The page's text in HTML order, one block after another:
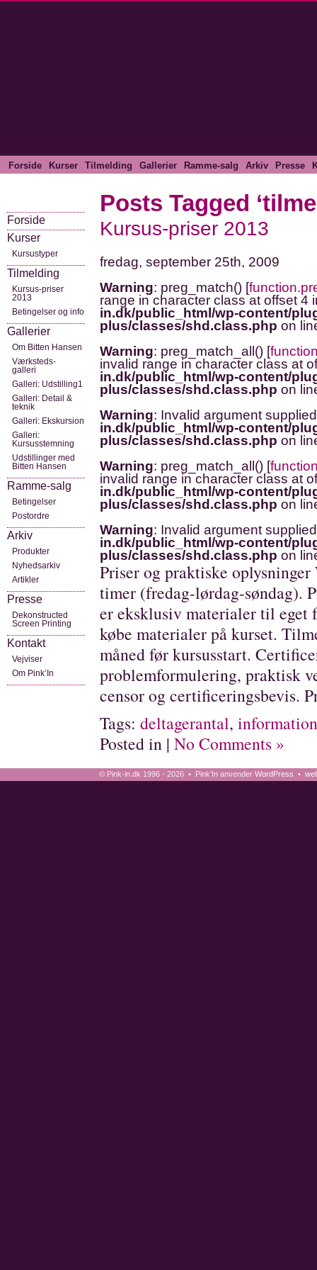
Forside Kurser Tilmelding Gallerier Ramme-salg Arkiv Presse
Posts Tagged
Kursus-priser 2013
fredag, september 25th, 2009
Warning: preg_match() [
range in character class at offset 4
in.dk/public_html/wp-content/
plus/classes/shd.class.php on
Warning: preg_match_all() [
invalid range in character class at
in.dk/public_html/wp-content/
plus/classes/shd.class.php on
Warning: Invalid argument
in.dk/public_html/wp-content/
plus/classes/shd.class.php on
Warning: preg_match_all() [
invalid range in character class at
in.dk/public_html/wp-content/
plus/classes/shd.class.php on
Warning: Invalid argument
in.dk/public_html/wp-content/
plus/classes/shd.class.php on
Priser og praktiske
timer (fredag-lørdag-søndag).
er eksklusiv materialer til eget
købe materialer på kurset.
måned før kursusstart.
problemformulering, praktisk
censor og certificeringsbevis.
Tags: deltagerantal, information
Posted in | No Comments »
Forside
Kurser
Kursustyper
Tilmelding
Kursus-priser
2013
Betingelser og info
Gallerier
Om Bitten Hansen
Værksteds-
galleri
Galleri: Udstilling1
Galleri: Detail &
teknik
Galleri: Ekskursion
Galleri:
Kursusstemning
Udstillinger med
Bitten Hansen
Ramme-salg
Betingelser
Postordre
Arkiv
Produkter
Nyhedsarkiv
Artikler
Presse
Dekonstructed
Screen Printing
Kontakt
Vejviser
Om Pink’In
© Pink-in.dk 1996 - 2026 • Pink'In anvender WordPress •